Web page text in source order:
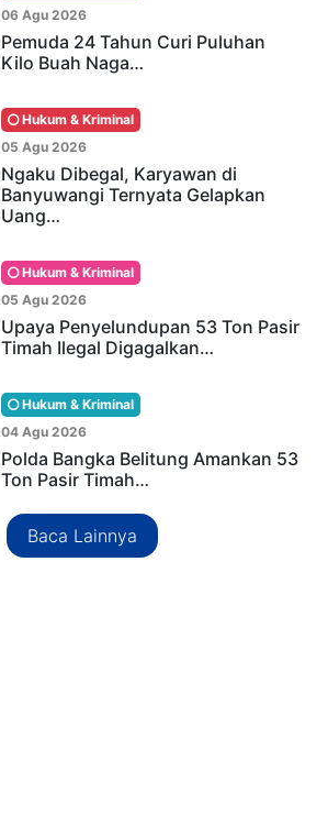
06 Agu 2026
Pemuda 24 Tahun Curi Puluhan
Kilo Buah Naga…
Hukum & Kriminal
05 Agu 2026
Ngaku Dibegal, Karyawan di
Banyuwangi Ternyata Gelapkan
Uang…
Hukum & Kriminal
05 Agu 2026
Upaya Penyelundupan 53 Ton Pasir
Timah Ilegal Digagalkan…
Hukum & Kriminal
04 Agu 2026
Polda Bangka Belitung Amankan 53
Ton Pasir Timah…
Baca Lainnya